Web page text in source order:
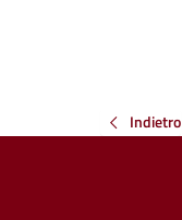
Indietro